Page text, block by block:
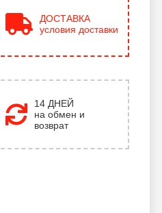
ДОСТАВКА
условия доставки
14 ДНЕЙ
на обмен и
возврат